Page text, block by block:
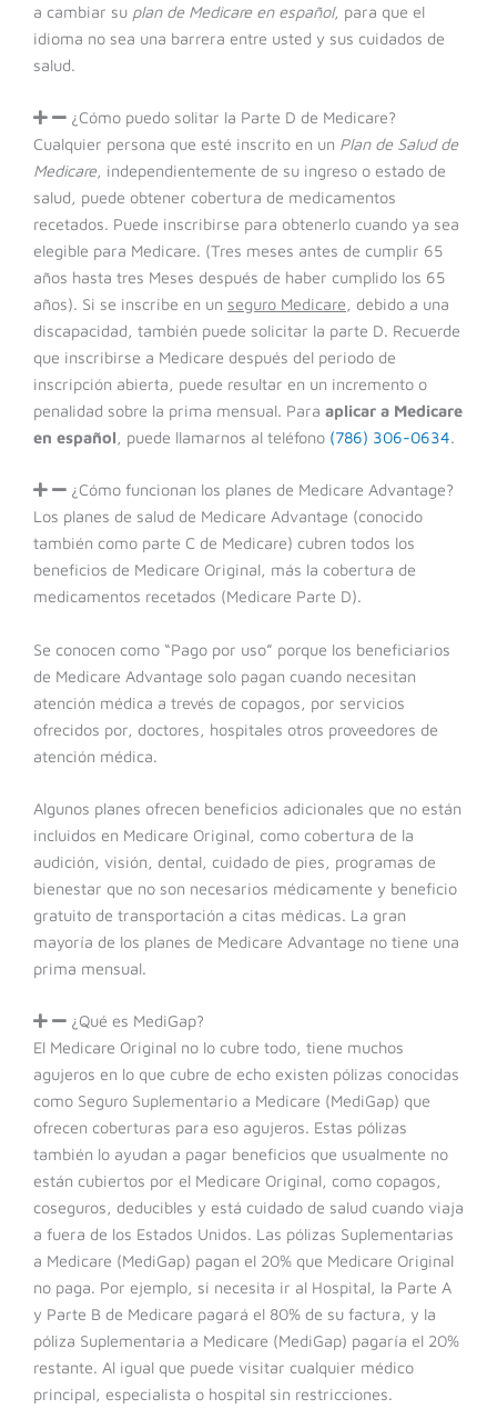
a cambiar su plan de Medicare en español, para que el
idioma no sea una barrera entre usted y sus cuidados de
salud.
¿Cómo puedo solitar la Parte D de Medicare?
Cualquier persona que esté inscrito en un Plan de Salud de
Medicare, independientemente de su ingreso o estado de
salud, puede obtener cobertura de medicamentos
recetados. Puede inscribirse para obtenerlo cuando ya sea
elegible para Medicare. (Tres meses antes de cumplir 65
años hasta tres Meses después de haber cumplido los 65
años). Si se inscribe en un seguro Medicare, debido a una
discapacidad, también puede solicitar la parte D. Recuerde
que inscribirse a Medicare después del periodo de
inscripción abierta, puede resultar en un incremento o
penalidad sobre la prima mensual. Para aplicar a Medicare
en español, puede llamarnos al teléfono (786) 306-0634.
¿Cómo funcionan los planes de Medicare Advantage?
Los planes de salud de Medicare Advantage (conocido
también como parte C de Medicare) cubren todos los
beneficios de Medicare Original, más la cobertura de
medicamentos recetados (Medicare Parte D).
Se conocen como “Pago por uso” porque los beneficiarios
de Medicare Advantage solo pagan cuando necesitan
atención médica a trevés de copagos, por servicios
ofrecidos por, doctores, hospitales otros proveedores de
atención médica.
Algunos planes ofrecen beneficios adicionales que no están
incluidos en Medicare Original, como cobertura de la
audición, visión, dental, cuidado de pies, programas de
bienestar que no son necesarios médicamente y beneficio
gratuito de transportación a citas médicas. La gran
mayoría de los planes de Medicare Advantage no tiene una
prima mensual.
¿Qué es MediGap?
El Medicare Original no lo cubre todo, tiene muchos
agujeros en lo que cubre de echo existen pólizas conocidas
como Seguro Suplementario a Medicare (MediGap) que
ofrecen coberturas para eso agujeros. Estas pólizas
también lo ayudan a pagar beneficios que usualmente no
están cubiertos por el Medicare Original, como copagos,
coseguros, deducibles y está cuidado de salud cuando viaja
a fuera de los Estados Unidos. Las pólizas Suplementarias
a Medicare (MediGap) pagan el 20% que Medicare Original
no paga. Por ejemplo, si necesita ir al Hospital, la Parte A
y Parte B de Medicare pagará el 80% de su factura, y la
póliza Suplementaria a Medicare (MediGap) pagaría el 20%
restante. Al igual que puede visitar cualquier médico
principal, especialista o hospital sin restricciones.